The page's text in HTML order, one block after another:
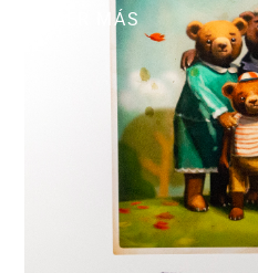
LEER MÁS